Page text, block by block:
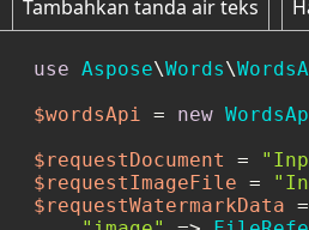
Tambahkan tanda air teks
use Aspose\Words\
$wordsApi = new
$requestDocument
=
$requestImageFile =
$requestWatermarkData =